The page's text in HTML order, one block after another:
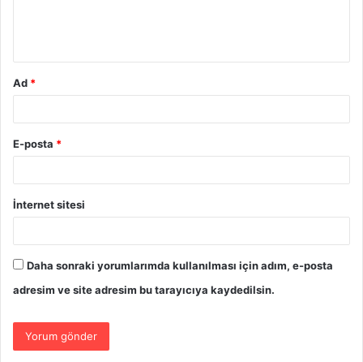
Ad *
E-posta *
İnternet sitesi
Daha sonraki yorumlarımda kullanılması için adım, e-posta
adresim ve site adresim bu tarayıcıya kaydedilsin.